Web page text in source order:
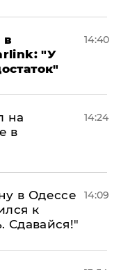
в
"У
14:40
на
в
14:24
в Одессе
к
Сдавайся!"
14:09